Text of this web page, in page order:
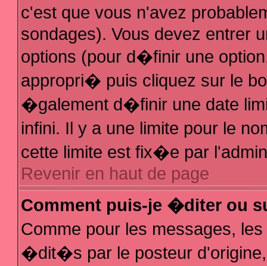
c'est que vous n'avez
sondages). Vous devez entrer
options (pour d�finir une
appropri� puis cliquez sur le
�galement d�finir une date
infini. Il y a une limite pour le
cette limite est fix�e par
Revenir en haut de page
Comment puis-je �diter ou
Comme pour les messages,
�dit�s par le posteur